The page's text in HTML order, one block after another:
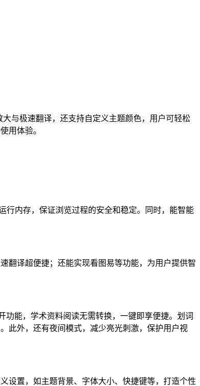
与极速翻译，还支持自定义主题颜色，用户可轻松
用体验。
内存，保证浏览过程的安全和稳定。同时，能智能
译超便捷；还能实现看图易等功能，为用户提供智
能，学术资料阅读无需转换，一键即享便捷。划词
此外，还有夜间模式，减少亮光刺激，保护用户视
置，如主题背景、字体大小、快捷键等，打造个性